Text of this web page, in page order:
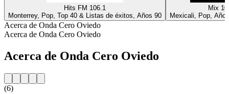
Hits FM 106.1
Monterrey, Pop, Top 40 & Listas de éxitos, Años 90
Mix
Mexicali, Pop,
Acerca de Onda Cero Oviedo
Acerca de Onda Cero Oviedo
Acerca de Onda Cero Oviedo
(6)